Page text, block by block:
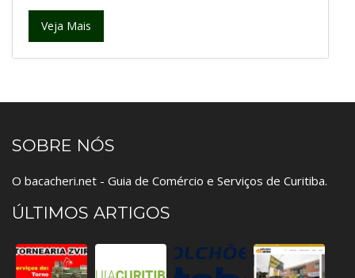
Veja Mais
SOBRE NÓS
O bacacheri.net - Guia de Comércio e Serviços de Curitiba.
ÚLTIMOS ARTIGOS